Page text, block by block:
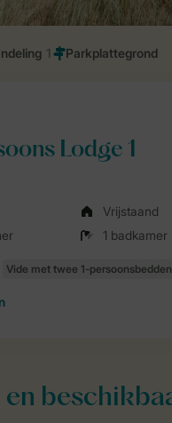
1
Lodge 1
Vrijstaand
1 badkamer
en